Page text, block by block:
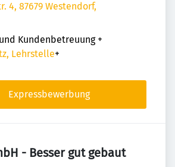
4, 87679 Westendorf,
Kundenbetreuung +
Lehrstelle+
Expressbewerbung
- Besser gut gebaut